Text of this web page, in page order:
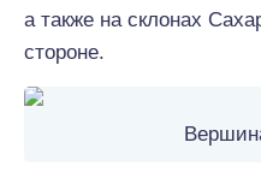
а также на склонах
стороне.